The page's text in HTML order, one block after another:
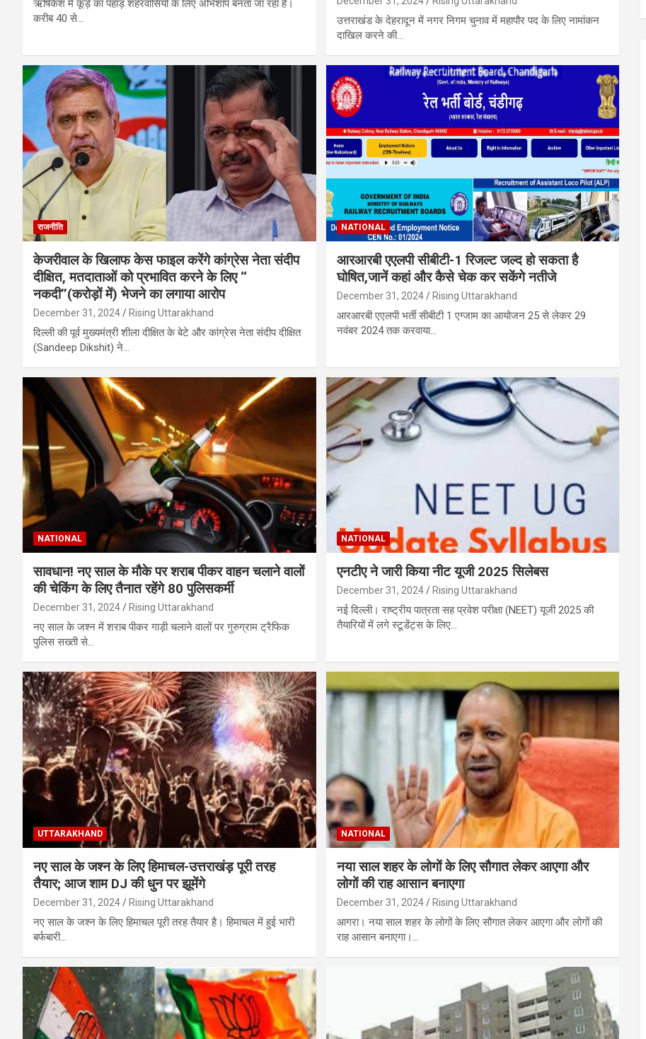
ऋषिकेश में कूड़े का पहाड़ शहरवासियों के लिए अभिशाप बनता जा रहा है।
करीब 40 से…
उत्तराखंड के देहरादून में नगर निगम चुनाव में महापौर पद के लिए नामांकन
दाखिल करने की…
राजनीति
केजरीवाल के खिलाफ केस फाइल करेंगे कांग्रेस नेता संदीप
दीक्षित, मतदाताओं को प्रभावित करने के लिए ‘‘
नकदी’’(करोड़ों में) भेजने का लगाया आरोप
December 31, 2024 Rising Uttarakhand
दिल्ली की पूर्व मुख्यमंत्री शीला दीक्षित के बेटे और कांग्रेस नेता संदीप दीक्षित
(Sandeep Dikshit) ने…
NATIONAL
आरआरबी एएलपी सीबीटी-1 रिजल्ट जल्द हो सकता है
घोषित,जानें कहां और कैसे चेक कर सकेंगे नतीजे
December 31, 2024 Rising Uttarakhand
आरआरबी एएलपी भर्ती सीबीटी 1 एग्जाम का आयोजन 25 से लेकर 29
नवंबर 2024 तक करवाया…
NATIONAL
सावधान! नए साल के मौके पर शराब पीकर वाहन चलाने वालों
की चेकिंग के लिए तैनात रहेंगे 80 पुलिसकर्मी
December 31, 2024 Rising Uttarakhand
नए साल के जश्न में शराब पीकर गाड़ी चलाने वालों पर गुरुग्राम ट्रैफिक
पुलिस सख्ती से…
NATIONAL
एनटीए ने जारी किया नीट यूजी 2025 सिलेबस
December 31, 2024 Rising Uttarakhand
नई दिल्ली। राष्ट्रीय पात्रता सह प्रवेश परीक्षा (NEET) यूजी 2025 की
तैयारियों में लगे स्टूडेंट्स के लिए…
UTTARAKHAND
नए साल के जश्न के लिए हिमाचल-उत्तराखंड़ पूरी तरह
तैयार; आज शाम DJ की धुन पर झूमेंगे
December 31, 2024 Rising Uttarakhand
नए साल के जश्न के लिए हिमाचल पूरी तरह तैयार है। हिमाचल में हुई भारी
बर्फबारी…
NATIONAL
नया साल शहर के लोगों के लिए सौगात लेकर आएगा और
लोगों की राह आसान बनाएगा
December 31, 2024 Rising Uttarakhand
आगरा। नया साल शहर के लोगों के लिए सौगात लेकर आएगा और लोगों की
राह आसान बनाएगा।…